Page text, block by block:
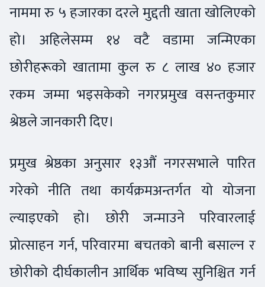
नाममा रु ५ हजारका दरले मुद्दती खाता खोलिएको
हो। अहिलेसम्म १४ वटै वडामा जन्मिएका
छोरीहरूको खातामा कुल रु ८ लाख ४० हजार
रकम जम्मा भइसकेको नगरप्रमुख वसन्तकुमार
श्रेष्ठले जानकारी दिए।
प्रमुख श्रेष्ठका अनुसार १३औं नगरसभाले पारित
गरेको नीति तथा कार्यक्रमअन्तर्गत यो योजना
ल्याइएको हो। छोरी जन्माउने परिवारलाई
प्रोत्साहन गर्न, परिवारमा बचतको बानी बसाल्न र
छोरीको दीर्घकालीन आर्थिक भविष्य सुनिश्चित गर्न